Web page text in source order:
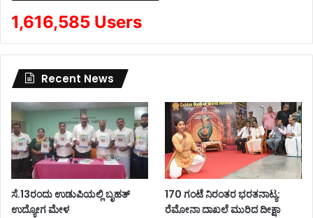
1,616,585 Users
Recent News
ಸೆ.13ರಂದು ಉಡುಪಿಯಲ್ಲಿ ಬೃಹತ್
ಉದ್ಯೋಗ ಮೇಳ
170 ಗಂಟೆ ನಿರಂತರ ಭರತನಾಟ್ಯ:
ರೆಮೋನಾ ದಾಖಲೆ ಮುರಿದ ದೀಕ್ಷಾ